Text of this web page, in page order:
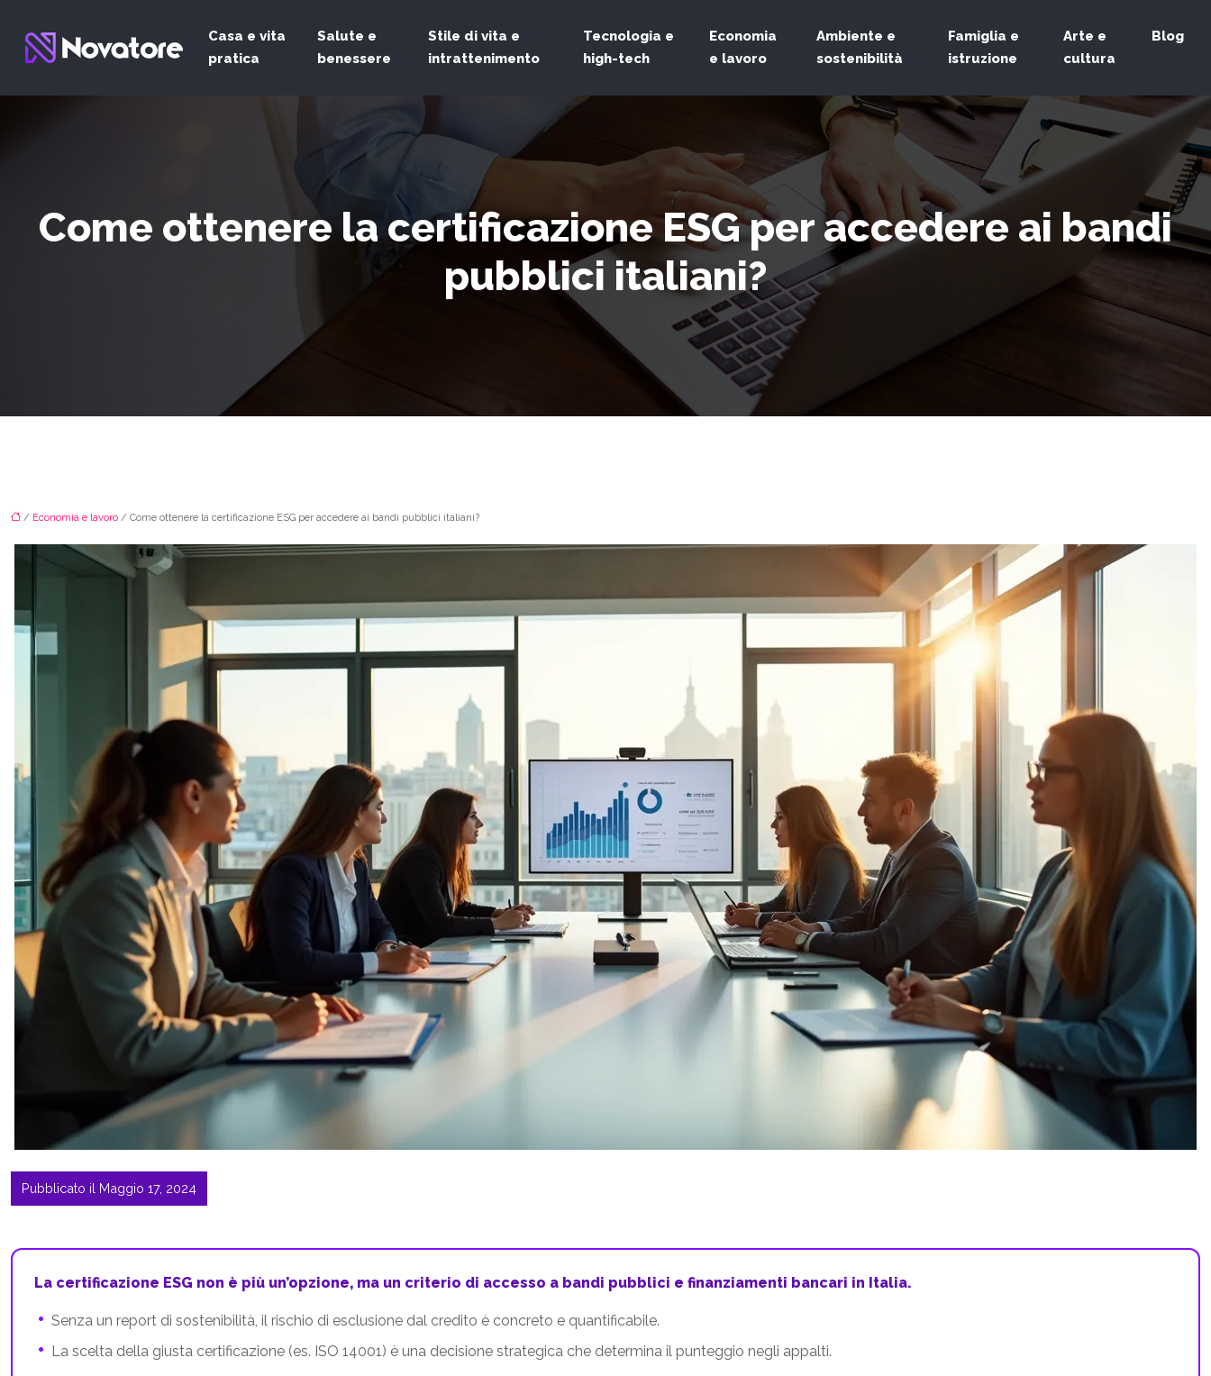
Casa e vita
pratica
Salute e
benessere
Stile di vita e
intrattenimento
Tecnologia e
high-tech
Economia
e lavoro
Ambiente e
sostenibilità
Famiglia e
istruzione
Arte e
cultura
Blog
Come ottenere la certificazione ESG per accedere ai bandi
pubblici italiani?
/ Economia e lavoro / Come ottenere la certificazione ESG per accedere ai bandi pubblici italiani?
Pubblicato il Maggio 17, 2024
La certificazione ESG non è più un’opzione, ma un criterio di accesso a bandi pubblici e finanziamenti bancari in Italia.
Senza un report di sostenibilità, il rischio di esclusione dal credito è concreto e quantificabile.
La scelta della giusta certificazione (es. ISO 14001) è una decisione strategica che determina il punteggio negli appalti.